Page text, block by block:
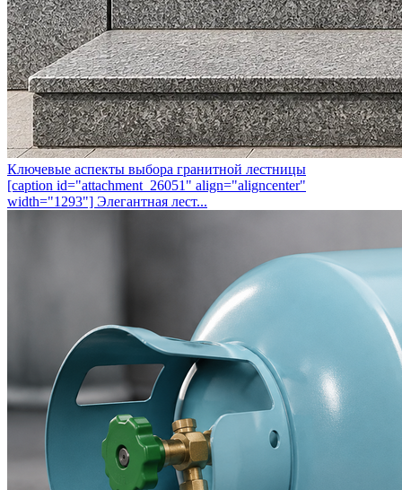
Ключевые аспекты выбора гранитной лестницы
[caption id="attachment_26051" align="aligncenter"
width="1293"] Элегантная лест...